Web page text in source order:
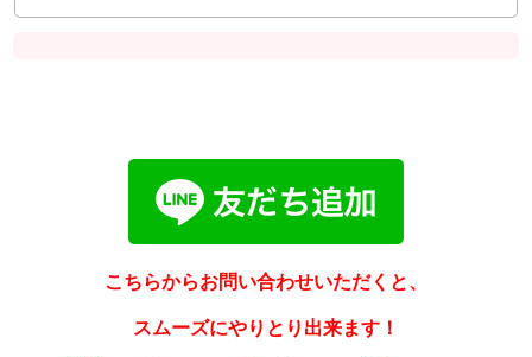
こちらからお問い合わせいただくと、
スムーズにやりとり出来ます！